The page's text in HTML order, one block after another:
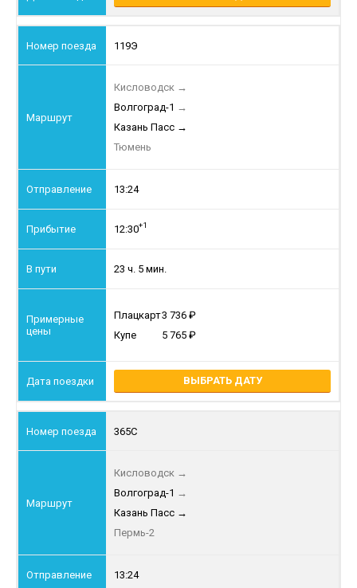
119Э
Кисловодск →
Волгоград-1 →
Казань Пасс →
Тюмень
13:24
12:30+1
23 ч. 5 мин.
Плацкарт3 736
Купе
5 765
ВЫБРАТЬ ДАТУ
365С
Кисловодск →
Волгоград-1 →
Казань Пасс →
Пермь-2
13:24